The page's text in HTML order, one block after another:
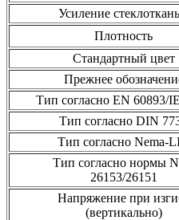
Усиление
Плотность
Стандартный цвет
Прежнее
Тип согласно EN 60893/
Тип согласно DIN
Тип согласно Nema-
Тип согласно нормы
26153/26151
Напряжение при
(вертикально)